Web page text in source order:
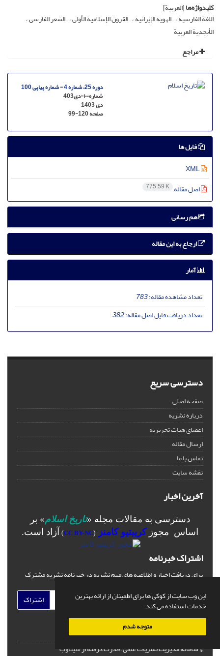
این وب سایت از کوکی ها برای اطمینان از ارائه بهترین
خدمات استفاده می کند.
متوجه شدم
کلیدواژه‌ها[العربیة]
اللغة الفارسیة الهویة الإیرانیة القرون الإسلامیة الأولی الشعر الفارسی
الأبجدیة العربیة
مراجع
دوره 25، شماره 4 - شماره پیاپی 100
شماره۱۰۰-دی403
دی 1403
صفحه99-120
فایل ها
اصل مقاله 775.59 K
هم رسانی
ارجاع به این مقاله
آمار
تعداد مشاهده مقاله:783
تعداد دریافت فایل اصل مقاله:382
دسترسی سریع
صفحه اصلی
درباره نشریه
اعضای هیات تحریریه
ارسال مقاله
تماس با ما
نقشه سایت
آخرین اخبار
دسترسی به مقالات مجله «تاریخ اسلام» بر
اساس مجوزکرییتیو کامنز (
CC BY-NC
) آزاد است.
اشتراک خبرنامه
برای دریافت اخبار و اطلاعیه های مهم نشریه در خبرنامه نشریه مشترک
اشتراک
© سامانه مدیریت نشریات علمی.قدرت گرفته ازسیناوب